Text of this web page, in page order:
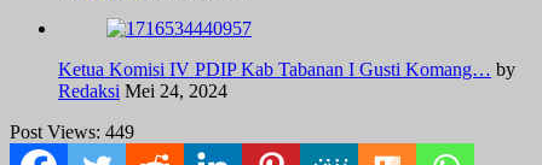
Ketua Komisi IV PDIP Kab Tabanan I Gusti Komang… by
Redaksi Mei 24, 2024
Post Views: 449